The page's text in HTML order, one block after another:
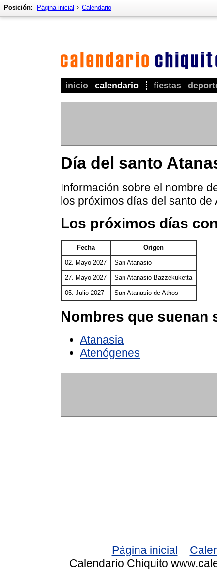
inicio calendario fiestas
Posición: Página inicial > Calendario
Día del santo
Información sobre el nombre
los próximos días del santo de
Los próximos días
Fecha Origen
02. Mayo 2027 San Atanasio
27. Mayo 2027 San Atanasio Bazzekuketta
05. Julio 2027 San Atanasio de Athos
Nombres que suenan
Atanasia
Atenógenes
Página inicial –
Calendario Chiquito